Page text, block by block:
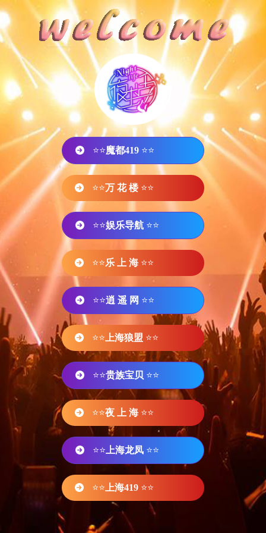
⭐⭐魔都419 ⭐⭐
⭐⭐万 花 楼 ⭐⭐
⭐⭐娱乐导航 ⭐⭐
⭐⭐乐 上 海 ⭐⭐
⭐⭐逍 遥 网 ⭐⭐
⭐⭐ 上海狼盟 ⭐⭐
⭐⭐贵族宝贝 ⭐⭐
⭐⭐夜 上 海 ⭐⭐
⭐⭐ 上海龙凤 ⭐⭐
⭐⭐ 上海419 ⭐⭐